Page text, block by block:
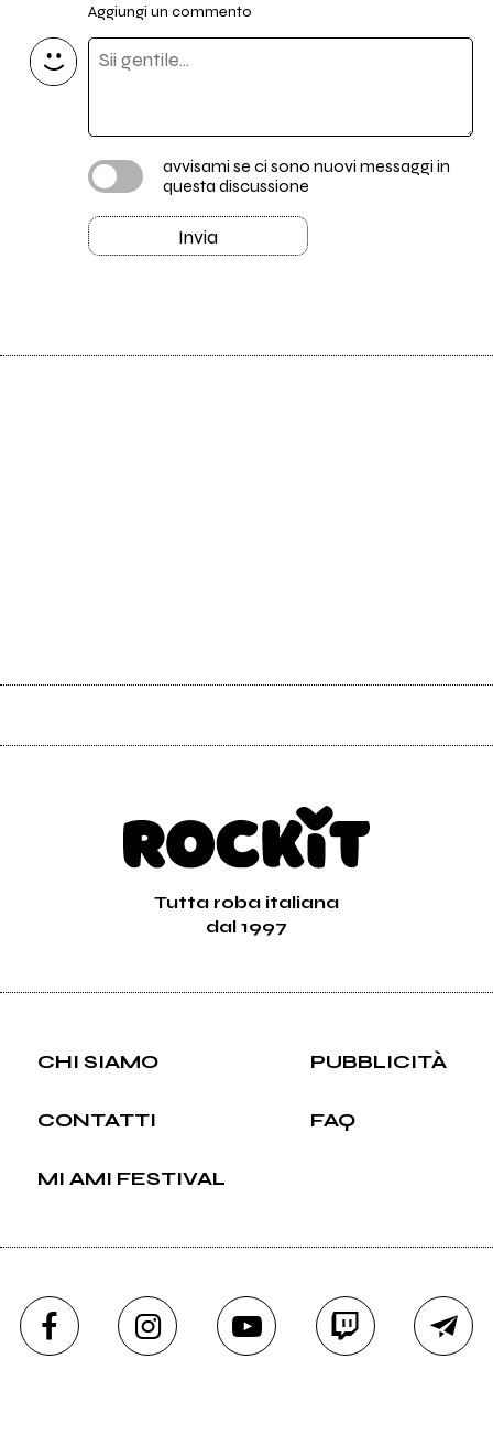
Aggiungi un commento
avvisami se ci sono nuovi messaggi in
questa discussione
Invia
Tutta roba italiana
dal 1997
CHI SIAMO PUBBLICITÀ
CONTATTI FAQ
MI AMI FESTIVAL